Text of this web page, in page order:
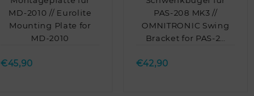
MD-2010
Quick view
€45,90
Bracket for PAS-2…
Quick view
€42,90